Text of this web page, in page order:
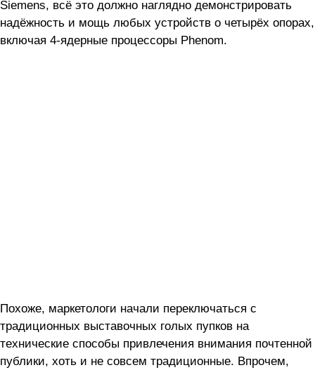
Siemens, всё это должно наглядно демонстрировать
надёжность и мощь любых устройств о четырёх опорах,
включая 4-ядерные процессоры Phenom.
Похоже, маркетологи начали переключаться с
традиционных выставочных голых пупков на
технические способы привлечения внимания почтенной
публики, хоть и не совсем традиционные. Впрочем,